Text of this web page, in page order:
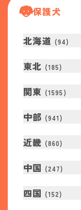
保護犬
北海道 (94)
東北 (185)
関東 (1595 )
中部 (941 )
近畿 (860)
中国 (247)
四国 (152)